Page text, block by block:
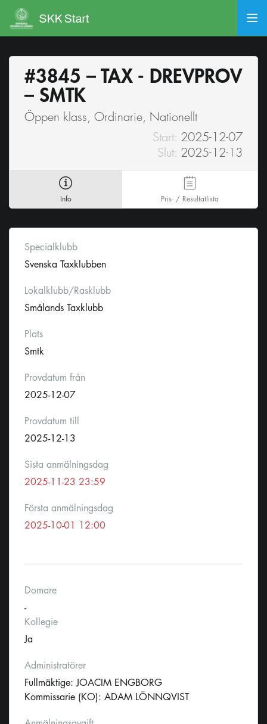
#3845 – TAX - DREVPROV
– SMTK
Öppen klass, Ordinarie, Nationellt
Start: 2025-12-07
Slut: 2025-12-13
Info Pris- / Resultatlista
Specialklubb
Svenska Taxklubben
Lokalklubb/Rasklubb
Smålands Taxklubb
Plats
Smtk
Provdatum från
2025-12-07
Provdatum till
2025-12-13
Sista anmälningsdag
2025-11-23 23:59
Första anmälningsdag
2025-10-01 12:00
Domare
-
Kollegie
Ja
Administratörer
Fullmäktige: JOACIM ENGBORG
Kommissarie (KO): ADAM LÖNNQVIST